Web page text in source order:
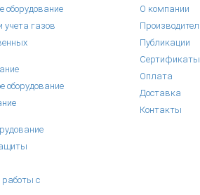
оборудование
учета газов
оборудование
работы с
О компании
Публикации
Сертификаты
Оплата
Доставка
Контакты